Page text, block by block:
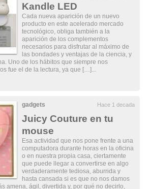
Kandle LED
Cada nueva aparición de un nuevo
producto en este acelerado mercado
tecnológico, obliga también a la
aparición de los complementos
necesarios para disfrutar al máximo de
las bondades y ventajas de la ciencia, y
Uno de los hábitos que siempre nos
fue el de la lectura, ya que […]...
gadgets Hace 1 decada
Juicy Couture en tu
mouse
Esa actividad que nos pone frente a una
computadora durante horas en la oficina
o en nuestra propia casa, ciertamente
que puede llegar a convertirse en algo
verdaderamente tediosa, aburrida y
hasta cansada si es que no nos damos
amena, ágil, divertida y, por qué no decirlo,